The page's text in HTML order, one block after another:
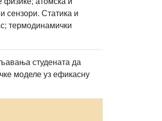
сензори. Статика и
термодинамички
студената да
моделе уз ефикасну